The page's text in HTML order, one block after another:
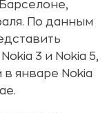
По данным
3 и Nokia 5,
январе Nokia